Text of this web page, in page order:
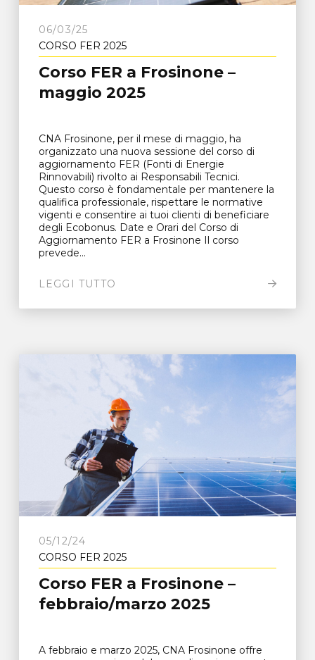
06/03/25
CORSO FER 2025
Corso FER a Frosinone –
maggio 2025
CNA Frosinone, per il mese di maggio, ha
organizzato una nuova sessione del corso di
aggiornamento FER (Fonti di Energie
Rinnovabili) rivolto ai Responsabili Tecnici.
Questo corso è fondamentale per mantenere la
qualifica professionale, rispettare le normative
vigenti e consentire ai tuoi clienti di beneficiare
degli Ecobonus. Date e Orari del Corso di
Aggiornamento FER a Frosinone Il corso
prevede...
LEGGI TUTTO
05/12/24
CORSO FER 2025
Corso FER a Frosinone –
febbraio/marzo 2025
A febbraio e marzo 2025, CNA Frosinone offre